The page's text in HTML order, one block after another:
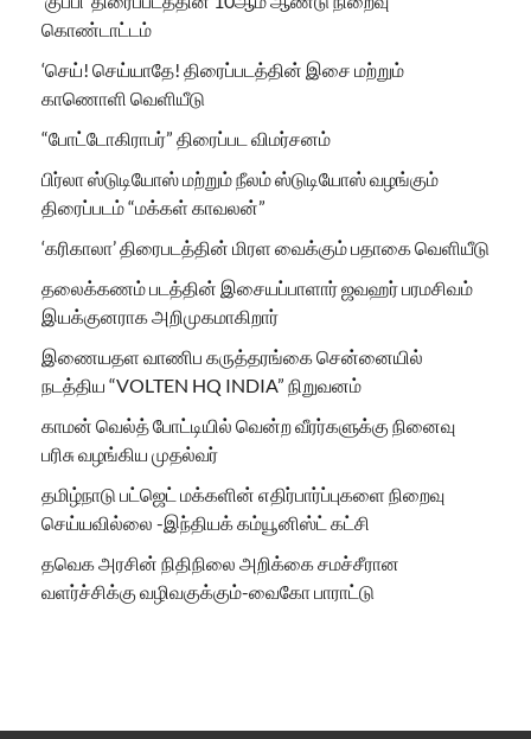
கொண்டாட்டம்
‘செய்! செய்யாதே! திரைப்படத்தின் இசை மற்றும்
காணொளி வெளியீடு
“போட்டோகிராபர்” திரைப்பட விமர்சனம்
பிர்லா ஸ்டுடியோஸ் மற்றும் நீலம் ஸ்டுடியோஸ் வழங்கும்
திரைப்படம் “மக்கள் காவலன்”
‘கரிகாலா’ திரைபடத்தின் மிரள வைக்கும் பதாகை வெளியீடு
தலைக்கணம் படத்தின் இசையப்பாளார் ஜவஹர் பரமசிவம்
இயக்குனராக அறிமுகமாகிறார்
இணையதள வாணிப கருத்தரங்கை சென்னையில்
நடத்திய “VOLTEN HQ INDIA” நிறுவனம்
காமன் வெல்த் போட்டியில் வென்ற வீரர்களுக்கு நினைவு
பரிசு வழங்கிய முதல்வர்
தமிழ்நாடு பட்ஜெட் மக்களின் எதிர்பார்ப்புகளை நிறைவு
செய்யவில்லை -இந்தியக் கம்யூனிஸ்ட் கட்சி
தவெக அரசின் நிதிநிலை அறிக்கை சமச்சீரான
வளர்ச்சிக்கு வழிவகுக்கும்-வைகோ பாராட்டு